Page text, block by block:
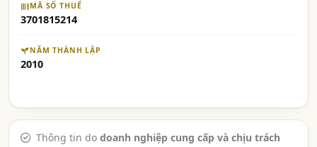
MÃ SỐ THUẾ
3701815214
NĂM THÀNH LẬP
2010
Thông tin do doanh nghiệp cung cấp và chịu trách